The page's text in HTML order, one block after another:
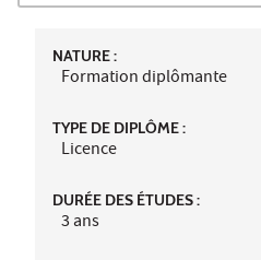
NATURE :
Formation diplômante
TYPE DE DIPLÔME :
Licence
DURÉE DES ÉTUDES :
3 ans